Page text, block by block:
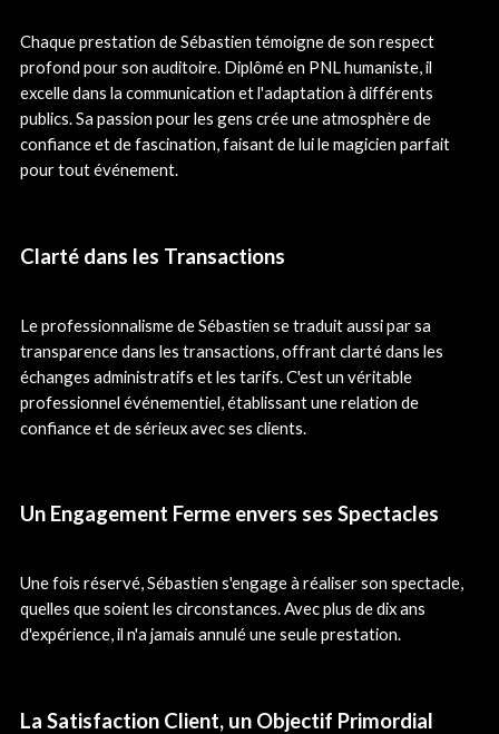
Chaque prestation de Sébastien témoigne de son respect
profond pour son auditoire. Diplômé en PNL humaniste, il
excelle dans la communication et l'adaptation à différents
publics. Sa passion pour les gens crée une atmosphère de
confiance et de fascination, faisant de lui le magicien parfait
pour tout événement.
Clarté dans les Transactions
Le professionnalisme de Sébastien se traduit aussi par sa
transparence dans les transactions, offrant clarté dans les
échanges administratifs et les tarifs. C'est un véritable
professionnel événementiel, établissant une relation de
confiance et de sérieux avec ses clients.
Un Engagement Ferme envers ses Spectacles
Une fois réservé, Sébastien s'engage à réaliser son spectacle,
quelles que soient les circonstances. Avec plus de dix ans
d'expérience, il n'a jamais annulé une seule prestation.
La Satisfaction Client, un Objectif Primordial